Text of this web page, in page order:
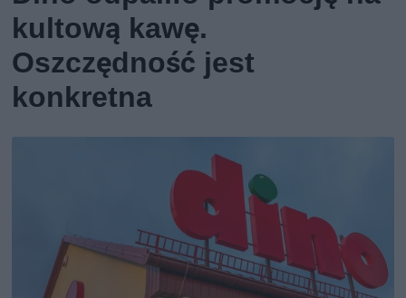
kultową kawę.
Oszczędność jest
konkretna